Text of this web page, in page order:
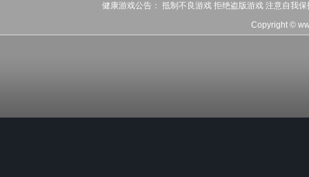
健康游戏公告： 抵制不良游戏 拒绝盗版游戏 注意自我
Copyright ©